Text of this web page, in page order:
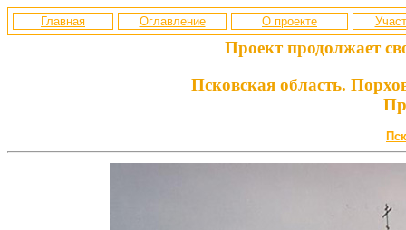
Главная Оглавление О проекте
Проект продолжает
Псковская область.